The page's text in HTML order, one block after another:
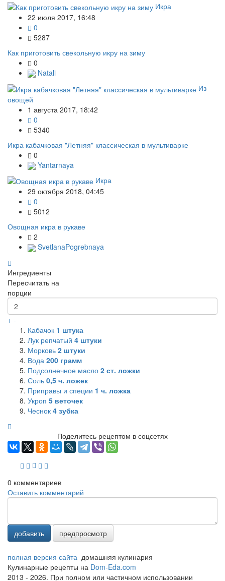
Икра
22 июля 2017, 16:48
0
5287
Как приготовить свекольную икру на зиму
0
Natali
Из
овощей
1 августа 2017, 18:42
0
5340
Икра кабачковая "Летняя" классическая в мультиварке
0
Yantarnaya
Икра
29 октября 2018, 04:45
0
5012
Овощная икра в рукаве
2
SvetlanaPogrebnaya
Ингредиенты
Пересчитать на
порции
+ -
Кабачок 1 штука
Лук репчатый 4 штуки
Морковь 2 штуки
Вода 200 грамм
Подсолнечное масло 2 ст. ложки
Соль 0,5 ч. ложек
Приправы и специи 1 ч. ложка
Укроп 5 веточек
Чеснок 4 зубка
Поделитесь рецептом в соцсетях
0 комментариев
Оставить комментарий
добавить предпросмотр
полная версия сайта домашняя кулинария
Кулинарные рецепты на Dom-Eda.com
2013 - 2026. При полном или частичном использовании